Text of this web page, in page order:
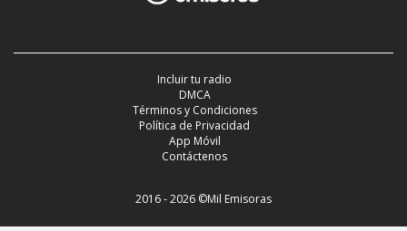
Incluir tu radio
DMCA
Términos y Condiciones
Política de Privacidad
App Móvil
Contáctenos
2016 - 2026 ©Mil Emisoras